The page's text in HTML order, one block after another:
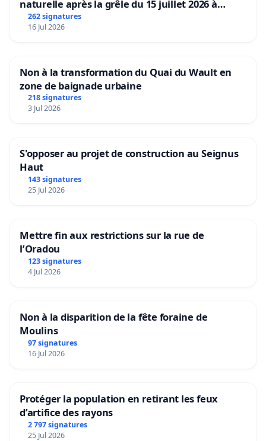
naturelle après la grêle du 15 juillet 2026 à
Aubenas et ses alentours
262 signatures
16 Jul 2026
Non à la transformation du Quai du Wault en
zone de baignade urbaine
218 signatures
3 Jul 2026
S'opposer au projet de construction au Seignus
Haut
143 signatures
25 Jul 2026
Mettre fin aux restrictions sur la rue de
l’Oradou
123 signatures
4 Jul 2026
Non à la disparition de la fête foraine de
Moulins
97 signatures
16 Jul 2026
Protéger la population en retirant les feux
d’artifice des rayons
2 797 signatures
25 Jul 2026